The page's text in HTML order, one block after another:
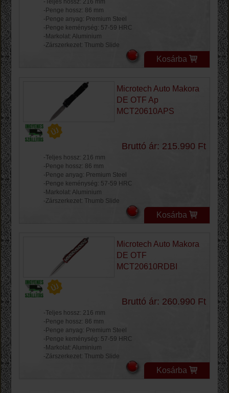
-Teljes hossz: 216 mm
-Penge hossz: 86 mm
-Penge anyag: Premium Steel
-Penge keménység: 57-59 HRC
-Markolat: Aluminium
-Zárszerkezet: Thumb Slide
Kosárba
Microtech Auto Makora
DE OTF Ap
MCT20610APS
Bruttó ár: 215.990 Ft
-Teljes hossz: 216 mm
-Penge hossz: 86 mm
-Penge anyag: Premium Steel
-Penge keménység: 57-59 HRC
-Markolat: Aluminium
-Zárszerkezet: Thumb Slide
Kosárba
Microtech Auto Makora
DE OTF
MCT20610RDBI
Bruttó ár: 260.990 Ft
-Teljes hossz: 216 mm
-Penge hossz: 86 mm
-Penge anyag: Premium Steel
-Penge keménység: 57-59 HRC
-Markolat: Aluminium
-Zárszerkezet: Thumb Slide
Kosárba